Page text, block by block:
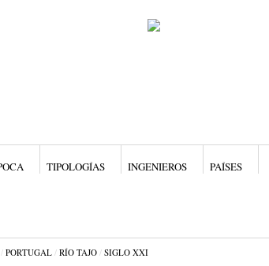
TIPOLOGÍAS INGENIEROS PAÍSES
PORTUGAL/ RÍO TAJO/ SIGLO XXI